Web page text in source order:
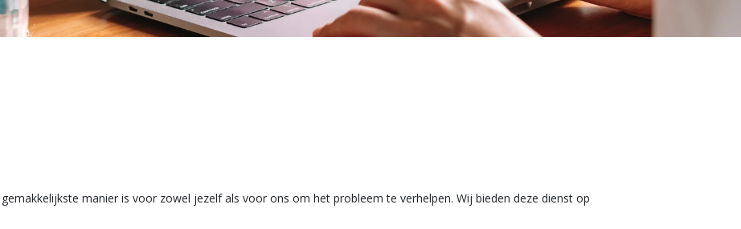
manier is voor zowel jezelf als voor ons om het probleem te verhelpen. Wij bieden deze dienst op